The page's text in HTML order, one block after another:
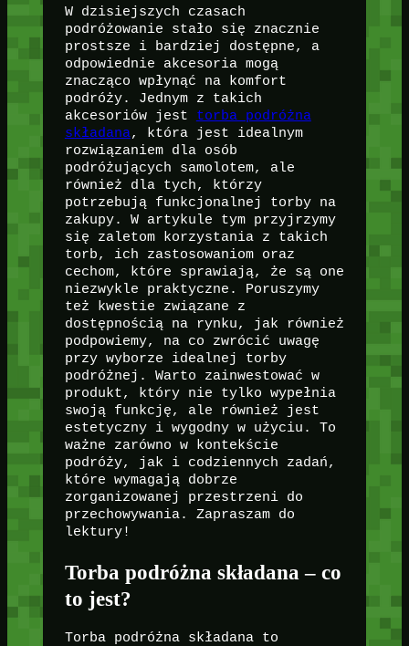
W dzisiejszych czasach
podróżowanie stało się znacznie
prostsze i bardziej dostępne, a
odpowiednie akcesoria mogą
znacząco wpłynąć na komfort
podróży. Jednym z takich
akcesoriów jest torba podróżna
składana, która jest idealnym
rozwiązaniem dla osób
podróżujących samolotem, ale
również dla tych, którzy
potrzebują funkcjonalnej torby na
zakupy. W artykule tym przyjrzymy
się zaletom korzystania z takich
torb, ich zastosowaniom oraz
cechom, które sprawiają, że są one
niezwykle praktyczne. Poruszymy
też kwestie związane z
dostępnością na rynku, jak również
podpowiemy, na co zwrócić uwagę
przy wyborze idealnej torby
podróżnej. Warto zainwestować w
produkt, który nie tylko wypełnia
swoją funkcję, ale również jest
estetyczny i wygodny w użyciu. To
ważne zarówno w kontekście
podróży, jak i codziennych zadań,
które wymagają dobrze
zorganizowanej przestrzeni do
przechowywania. Zapraszam do
lektury!
Torba podróżna składana – co
to jest?
Torba podróżna składana to